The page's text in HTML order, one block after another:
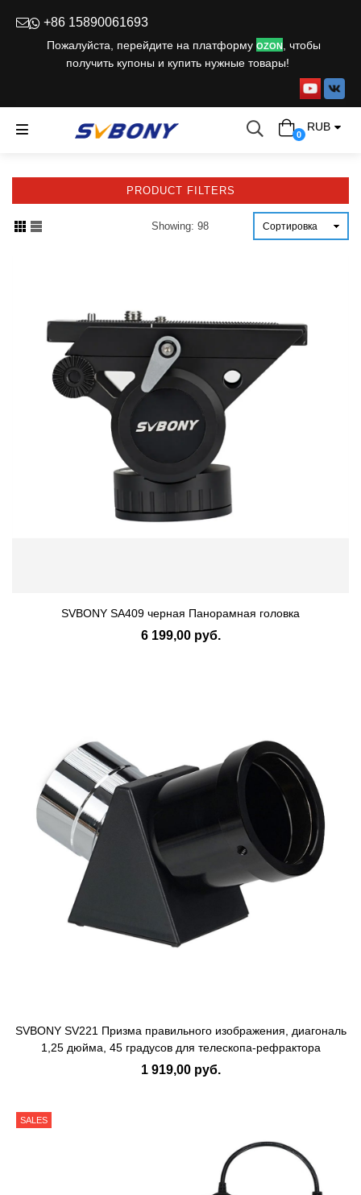
+86 15890061693
Пожалуйста, перейдите на платформу OZON
, чтобы
получить купоны и купить нужные товары!
YouTube
RUB
0
PRODUCT FILTERS
Showing: 98
SVBONY SA409 черная Панорамная головка
6 199,00 руб.
SVBONY SV221 Призма правильного изображения, диагональ
1,25 дюйма, 45 градусов для телескопа-рефрактора
1 919,00 руб.
SALES